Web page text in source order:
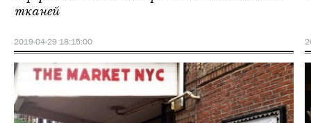
тканей
2019-04-29 18:15:00